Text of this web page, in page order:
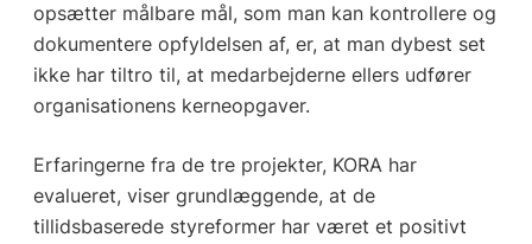
opsætter målbare mål, som man kan kontrollere og
dokumentere opfyldelsen af, er, at man dybest set
ikke har tiltro til, at medarbejderne ellers udfører
organisationens kerneopgaver.
Erfaringerne fra de tre projekter, KORA har
evalueret, viser grundlæggende, at de
tillidsbaserede styreformer har været et positivt